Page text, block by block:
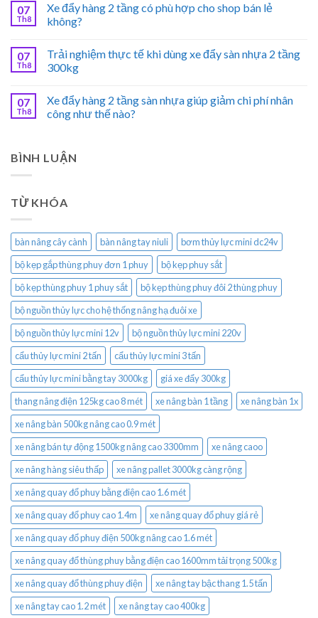
07
Th8
Xe đẩy hàng 2 tầng có phù hợp cho shop bán lẻ
không?
07
Th8
Trải nghiệm thực tế khi dùng xe đẩy sàn nhựa 2 tầng
300kg
07
Th8
Xe đẩy hàng 2 tầng sàn nhựa giúp giảm chi phí nhân
công như thế nào?
BÌNH LUẬN
TỪ KHÓA
bàn nâng cây cành bàn nâng tay niuli
bơm thủy lực mini dc24v
bộ kẹp gắp thùng phuy đơn 1 phuy
bộ kẹp phuy sắt
bộ kẹp thùng phuy 1 phuy sắt
bộ kẹp thùng phuy đôi 2 thùng phuy
bộ nguồn thủy lực cho hệ thống nâng hạ đuôi xe
bộ nguồn thủy lực mini 12v
bộ nguồn thủy lực mini 220v
cẩu thủy lực mini 2 tấn
cẩu thủy lực mini 3 tấn
cẩu thủy lực mini bằng tay 3000kg
giá xe đẩy 300kg
thang nâng điện 125kg cao 8 mét
xe nâng bàn 1 tầng
xe nâng bàn 1x
xe nâng bàn 500kg nâng cao 0.9 mét
xe nâng bán tự động 1500kg nâng cao 3300mm
xe nâng caoo
xe nâng hàng siêu thấp
xe nâng pallet 3000kg càng rộng
xe nâng quay đổ phuy bằng điện cao 1.6 mét
xe nâng quay đổ phuy cao 1.4m
xe nâng quay đổ phuy giá rẻ
xe nâng quay đổ phuy điện 500kg nâng cao 1.6 mét
xe nâng quay đổ thùng phuy bằng điện cao 1600mm tải trọng 500kg
xe nâng quay đổ thùng phuy điện
xe nâng tay bậc thang 1.5 tấn
xe nâng tay cao 1.2 mét
xe nâng tay cao 400kg